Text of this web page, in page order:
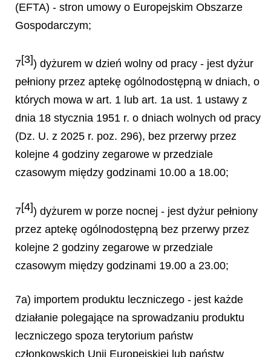
(EFTA) - stron umowy o Europejskim Obszarze
Gospodarczym;
7[3]) dyżurem w dzień wolny od pracy - jest dyżur
pełniony przez aptekę ogólnodostępną w dniach, o
których mowa w art. 1 lub art. 1a ust. 1 ustawy z
dnia 18 stycznia 1951 r. o dniach wolnych od pracy
(Dz. U. z 2025 r. poz. 296), bez przerwy przez
kolejne 4 godziny zegarowe w przedziale
czasowym między godzinami 10.00 a 18.00;
7[4]) dyżurem w porze nocnej - jest dyżur pełniony
przez aptekę ogólnodostępną bez przerwy przez
kolejne 2 godziny zegarowe w przedziale
czasowym między godzinami 19.00 a 23.00;
7a) importem produktu leczniczego - jest każde
działanie polegające na sprowadzaniu produktu
leczniczego spoza terytorium państw
członkowskich Unii Europejskiej lub państw